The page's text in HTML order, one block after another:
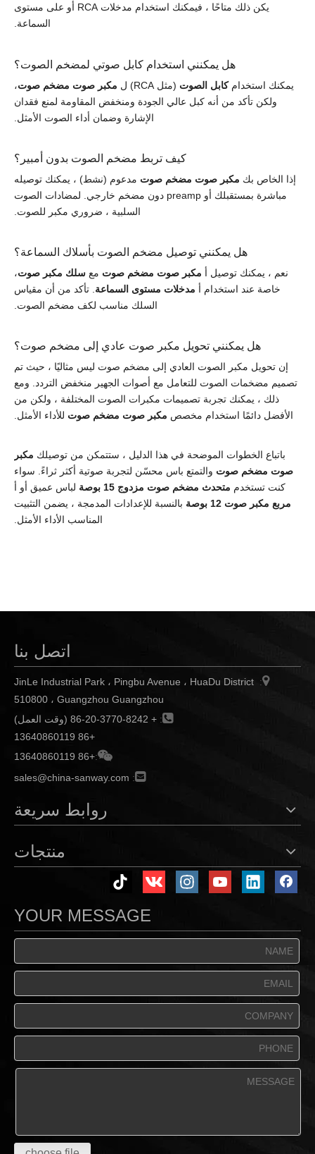
يكن ذلك متاحًا ، فيمكنك استخدام مدخلات RCA أو على مستوى
السماعة.
هل يمكنني استخدام كابل صوتي لمضخم الصوت؟
يمكنك استخدامكابل الصوت (مثل RCA) ل مكبر صوت مضخم صوت،
ولكن تأكد من أنه كبل عالي الجودة ومنخفض المقاومة لمنع فقدان
الإشارة وضمان أداء الصوت الأمثل.
كيف تربط مضخم الصوت بدون أمبير؟
إذا الخاص بك مكبر صوت مضخم صوت مدعوم (نشط) ، يمكنك توصيله
مباشرة بمستقبلك أو preamp دون مضخم خارجي. لمضادات الصوت
السلبية ، ضروري مكبر للصوت.
هل يمكنني توصيل مضخم الصوت بأسلاك السماعة؟
نعم ، يمكنك توصيل أ مكبر صوت مضخم صوت مع سلك مكبر صوت،
خاصة عند استخدام أ مدخلات مستوى السماعة . تأكد من أن مقياس
السلك مناسب لكف مضخم الصوت.
هل يمكنني تحويل مكبر صوت عادي إلى مضخم صوت؟
إن تحويل مكبر الصوت العادي إلى مضخم صوت ليس مثاليًا ، حيث تم
تصميم مضخمات الصوت للتعامل مع أصوات الجهير منخفض التردد. ومع
ذلك ، يمكنك تجربة تصميمات مكبرات الصوت المختلفة ، ولكن من
الأفضل دائمًا استخدام مخصص مكبر صوت مضخم صوت للأداء الأمثل.
باتباع الخطوات الموضحة في هذا الدليل ، ستتمكن من توصيلك مكبر
صوت مضخم صوت والتمتع باس محسّن لتجربة صوتية أكثر ثراءً. سواء
كنت تستخدم متحدث مضخم صوت مزدوج 15 بوصة
لباس عميق أو أ
مربع مكبر صوت 12 بوصة
بالنسبة للإعدادات المدمجة ، يضمن التثبيت
المناسب الأداء الأمثل.
اتصل بنا

:
JinLe Industrial Park ، Pingbu Avenue ، HuaDu District
510800 ، Guangzhou Guangzhou

: + 86-20-3770-8242 (وقت العمل)
+86 13640860119

:
+86 13640860119

:
sales@china-sanway.com
روابط سريعة
منتجات
YOUR MESSAGE